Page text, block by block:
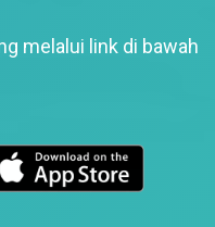
melalui link di bawah